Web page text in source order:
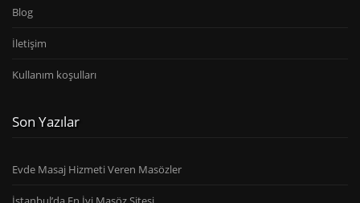
Blog
İletişim
Kullanım koşulları
Son Yazılar
Evde Masaj Hizmeti Veren Masözler